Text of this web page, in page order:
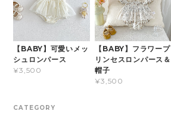
【BABY】可愛いメッ
シュロンパース
¥3,500
【BABY】フラワープ
リンセスロンパース＆
帽子
¥3,500
CATEGORY